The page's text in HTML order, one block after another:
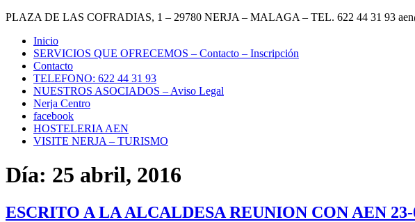
PLAZA DE LAS COFRADIAS, 1 – 29780 NERJA – MALAGA – TEL. 622 44 31 93
Inicio
SERVICIOS QUE OFRECEMOS – Contacto – Inscripción
Contacto
TELEFONO: 622 44 31 93
NUESTROS ASOCIADOS – Aviso Legal
Nerja Centro
facebook
HOSTELERIA AEN
VISITE NERJA – TURISMO
Día: 25 abril, 2016
ESCRITO A LA ALCALDESA REUNION CON AEN 23-